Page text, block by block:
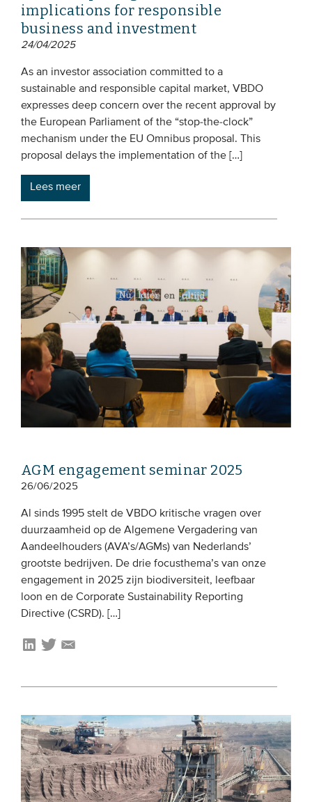
implications for responsible
business and investment
24/04/2025
As an investor association committed to a
sustainable and responsible capital market, VBDO
expresses deep concern over the recent approval by
the European Parliament of the “stop-the-clock”
mechanism under the EU Omnibus proposal. This
proposal delays the implementation of the […]
Lees meer
AGM engagement seminar 2025
26/06/2025
Al sinds 1995 stelt de VBDO kritische vragen over
duurzaamheid op de Algemene Vergadering van
Aandeelhouders (AVA’s/AGMs) van Nederlands’
grootste bedrijven. De drie focusthema’s van onze
engagement in 2025 zijn biodiversiteit, leefbaar
loon en de Corporate Sustainability Reporting
Directive (CSRD). […]